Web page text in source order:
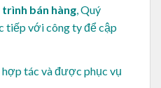
bán hàng, Quý
tiếp với công ty để cập
tác và được phục vụ